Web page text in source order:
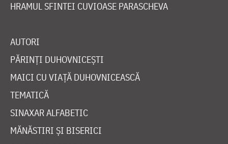
HRAMUL SFINTEI CUVIOASE PARASCHEVA
AUTORI
PĂRINȚI DUHOVNICEȘTI
MAICI CU VIAȚĂ DUHOVNICEASCĂ
TEMATICĂ
SINAXAR ALFABETIC
MĂNĂSTIRI ȘI BISERICI